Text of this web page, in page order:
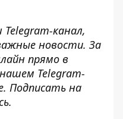
Telegram-канал,
новости. За
прямо в
Telegram-
. Подписать на
.